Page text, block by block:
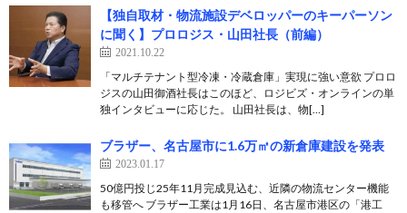
【独自取材・物流施設デベロッパーのキーパーソン
に聞く】プロロジス・山田社長（前編）
2021.10.22
「マルチテナント型冷凍・冷蔵倉庫」実現に強い意欲 プロロ
ジスの山田御酒社長はこのほど、ロジビズ・オンラインの単
独インタビューに応じた。 山田社長は、物[…]
ブラザー、名古屋市に1.6万㎡の新倉庫建設を発表
2023.01.17
50億円投じ25年11月完成見込む、近隣の物流センター機能
も移管へ ブラザー工業は1月16日、名古屋市港区の「港工